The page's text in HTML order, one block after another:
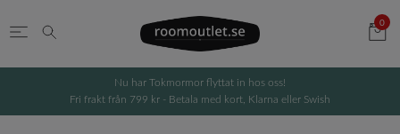
0
Nu har Tokmormor flyttat in hos oss!
Fri frakt från 799 kr - Betala med kort, Klarna eller Swish